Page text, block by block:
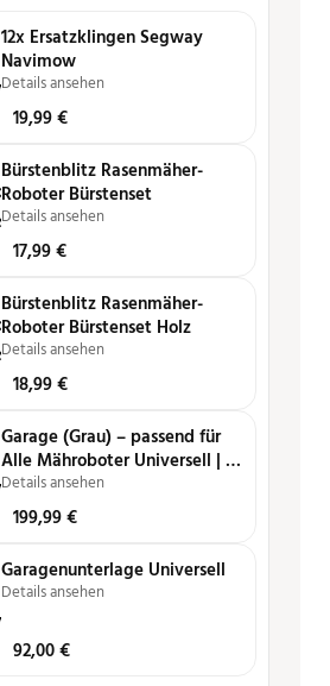
12x Ersatzklingen Segway
Navimow
Details ansehen
19,99€
Bürstenblitz Rasenmäher-
Roboter Bürstenset
Details ansehen
17,99€
Bürstenblitz Rasenmäher-
Roboter Bürstenset Holz
Details ansehen
18,99€
Garage (Grau) – passend für
Alle Mähroboter Universell | i,
H und X-Serie
Details ansehen
199,99€
Garagenunterlage Universell
Details ansehen
92,00€